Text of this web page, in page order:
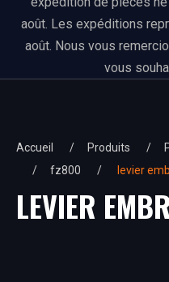
août. Les expéditions
août. Nous vous
vous
Accueil Produits
fz800
levier
LEVIER